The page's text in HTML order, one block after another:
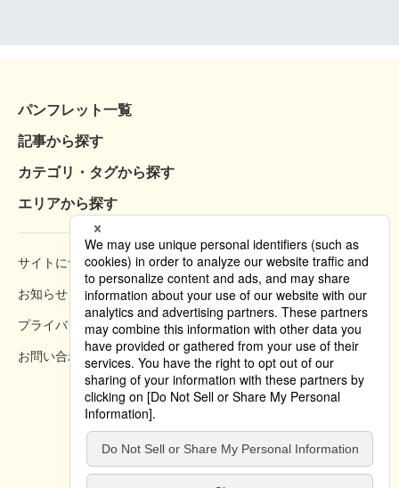
パンフレット一覧
記事から探す
カテゴリ・タグから探す
エリアから探す
サイトについて 閲覧方法
お知らせ 掲載規約
プライバシーポリシー クッキーポリシー
お問い合わせ 掲載方法のご案内